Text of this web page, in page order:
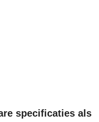
specificaties als